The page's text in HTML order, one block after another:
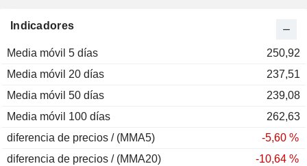
Indicadores
Media móvil 5 días
250,92
Media móvil 20 días
237,51
Media móvil 50 días
239,08
Media móvil 100 días
262,63
diferencia de precios / (MMA5)
-5,60 %
diferencia de precios / (MMA20)
-10,64 %
2012
2011
2010
2009
2008
2007
+21,01 %
2006
+21,56 %